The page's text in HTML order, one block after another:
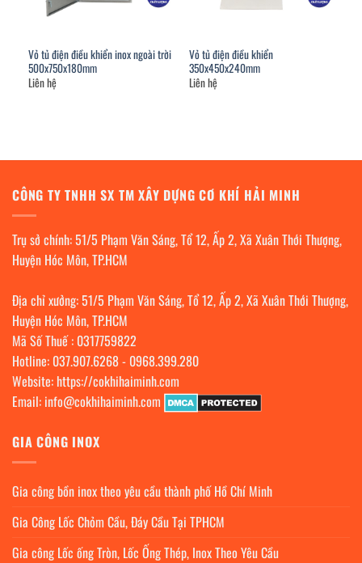
Vỏ tủ điện điều khiển inox ngoài trời
500x750x180mm
Liên hệ
Vỏ tủ điện điều khiển
350x450x240mm
Liên hệ
CÔNG TY TNHH SX TM XÂY DỰNG CƠ KHÍ HẢI MINH
Trụ sở chính: 51/5 Phạm Văn Sáng, Tổ 12, Ấp 2, Xã Xuân Thới Thượng,
Huyện Hóc Môn, TP.HCM
Địa chỉ xưởng: 51/5 Phạm Văn Sáng, Tổ 12, Ấp 2, Xã Xuân Thới Thượng,
Huyện Hóc Môn, TP.HCM
Mã Số Thuế : 0317759822
Hotline: 037.907.6268- 0968.399.280
Website: https://cokhihaiminh.com
Email: info@cokhihaiminh.com
GIA CÔNG INOX
Gia công bồn inox theo yêu cầu thành phố Hồ Chí Minh
Gia Công Lốc Chỏm Cầu, Đáy Cầu Tại TPHCM
Gia công Lốc ống Tròn, Lốc Ống Thép, Inox Theo Yêu Cầu